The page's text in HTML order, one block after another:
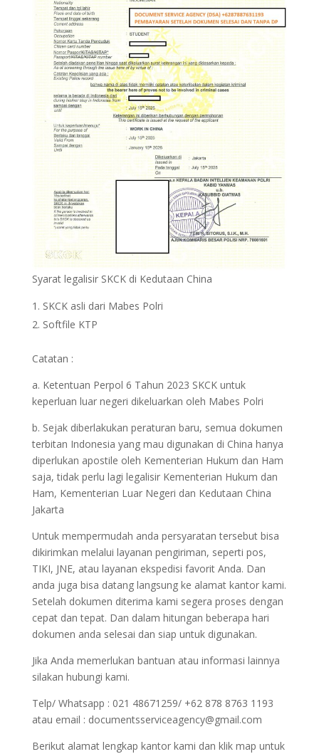
Syarat legalisir SKCK di Kedutaan China
SKCK asli dari Mabes Polri
Softfile KTP
Catatan :
a. Ketentuan Perpol 6 Tahun 2023 SKCK untuk
keperluan luar negeri dikeluarkan oleh Mabes Polri
b. Sejak diberlakukan peraturan baru, semua dokumen
terbitan Indonesia yang mau digunakan di China hanya
diperlukan apostile oleh Kementerian Hukum dan Ham
saja, tidak perlu lagi legalisir Kementerian Hukum dan
Ham, Kementerian Luar Negeri dan Kedutaan China
Jakarta
Untuk mempermudah anda persyaratan tersebut bisa
dikirimkan melalui layanan pengiriman, seperti pos,
TIKI, JNE, atau layanan ekspedisi favorit Anda. Dan
anda juga bisa datang langsung ke alamat kantor kami.
Setelah dokumen diterima kami segera proses dengan
cepat dan tepat. Dan dalam hitungan beberapa hari
dokumen anda selesai dan siap untuk digunakan.
Jika Anda memerlukan bantuan atau informasi lainnya
silakan hubungi kami.
Telp/ Whatsapp : 021 48671259/ +62 878 8763 1193
atau email : documentsserviceagency@gmail.com
Berikut alamat lengkap kantor kami dan klik map untuk